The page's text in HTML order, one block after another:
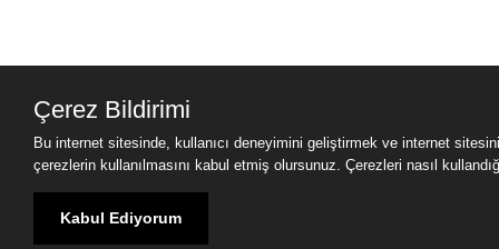
Çerez Bildirimi
Bu internet sitesinde, kullanıcı deneyimini geliştirmek ve internet
çerezlerin kullanılmasını kabul etmiş olursunuz. Çerezleri nasıl
Kabul Ediyorum